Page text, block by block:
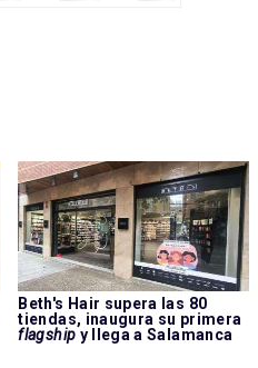
Beth's Hair supera las 80
tiendas, inaugura su primera
flagship y llega a Salamanca